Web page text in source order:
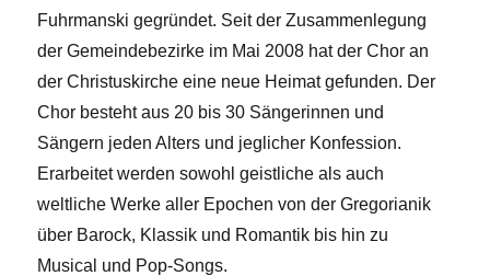
Fuhrmanski gegründet. Seit der Zusammenlegung
der Gemeindebezirke im Mai 2008 hat der Chor an
der Christuskirche eine neue Heimat gefunden. Der
Chor besteht aus 20 bis 30 Sängerinnen und
Sängern jeden Alters und jeglicher Konfession.
Erarbeitet werden sowohl geistliche als auch
weltliche Werke aller Epochen von der Gregorianik
über Barock, Klassik und Romantik bis hin zu
Musical­ und Pop-Songs.